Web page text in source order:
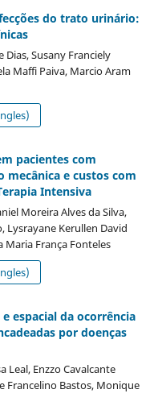
do trato urinário:
Dias, Susany Franciely
Maffi Paiva, Marcio Aram
pacientes com
mecânica e custos com
Intensiva
Moreira Alves da Silva,
Lysrayane Kerullen David
Maria França Fonteles
espacial da ocorrência
por doenças
Leal, Enzzo Cavalcante
Francelino Bastos, Monique